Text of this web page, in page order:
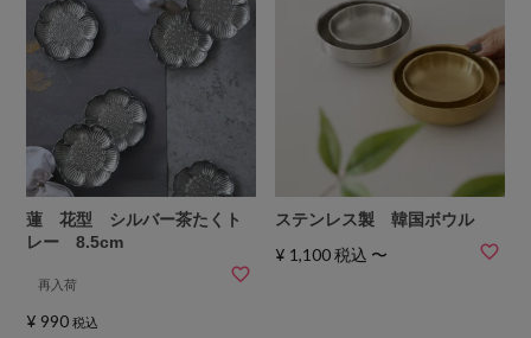
蓮 花型 シルバー茶たくト
レー 8.5cm
再入荷
¥ 990 税込
ステンレス製 韓国ボウル
¥ 1,100税込 〜